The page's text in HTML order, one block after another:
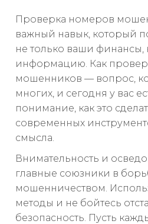
Проверка номеров
важный навык, который
не только ваши
информацию. Как
мошенников — вопрос,
многих, и сегодня у вас
понимание, как это
современных
смысла.
Внимательность и
главные союзники в
мошенничеством.
методы и не бойтесь
безопасность. Пусть